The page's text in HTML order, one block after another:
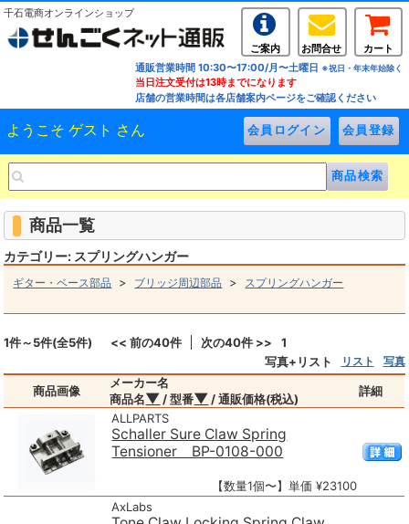
千石電商オンラインショップ
ご案内 お問合せ
カート
通販営業時間 10:30〜17:00/月〜土曜日 ※祝日・年末年始除く
当日注文受付は13時までになります
店舗の営業時間は各店舗案内ページをご確認ください
ようこそ ゲスト さん
商品一覧
カテゴリー: スプリングハンガー
ギター・ベース部品 > ブリッジ周辺部品 > スプリングハンガー
1件～5件(全5件) << 前の40件 次の40件 >>
1
写真+リスト
リスト 写真
商品画像
メーカー名
商品名▼ / 型番▼ / 通販価格(税込)
詳細
ALLPARTS
Schaller Sure Claw Spring
Tensioner BP-0108-000
【数量1個〜】単価 ¥23100
AxLabs